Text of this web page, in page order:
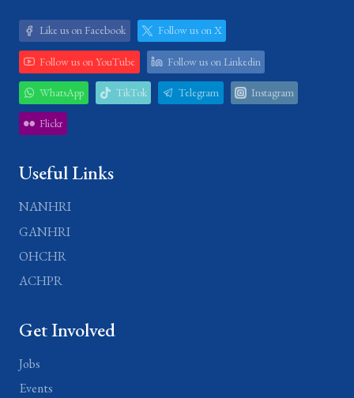
Like us on Facebook Follow us on X
Follow us on YouTube Follow us on Linkedin
WhatsApp TikTok Telegram Instagram
Flickr
Useful Links
NANHRI
GANHRI
OHCHR
ACHPR
Get Involved
Jobs
Events